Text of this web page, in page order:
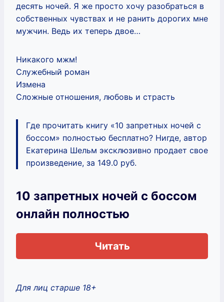
десять ночей. Я же просто хочу разобраться в
собственных чувствах и не ранить дорогих мне
мужчин. Ведь их теперь двое…
Никакого мжм!
Служебный роман
Измена
Сложные отношения, любовь и страсть
Где прочитать книгу «10 запретных ночей с
боссом» полностью бесплатно? Нигде, автор
Екатерина Шельм эксклюзивно продает свое
произведение, за 149.0 руб.
10 запретных ночей с боссом
онлайн полностью
Читать
Для лиц старше 18+